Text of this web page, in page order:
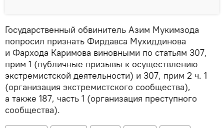
Государственный обвинитель Азим Мукимзода
попросил признать Фирдавса Мухиддинова
и Фархода Каримова виновными по статьям 307,
прим 1 (публичные призывы к осуществлению
экстремистской деятельности) и 307, прим 2 ч. 1
(организация экстремистского сообщества),
а также 187, часть 1 (организация преступного
сообщества).